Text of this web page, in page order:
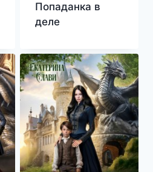
Попаданка в
деле